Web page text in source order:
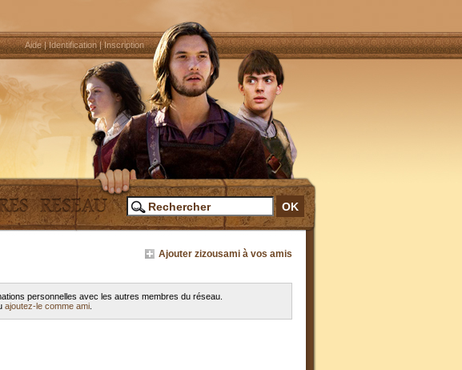
Aide|Identification|Inscription
Ajouter zizousami à vos amis
personnelles avec les autres membres du réseau.
ajoutez-le comme ami